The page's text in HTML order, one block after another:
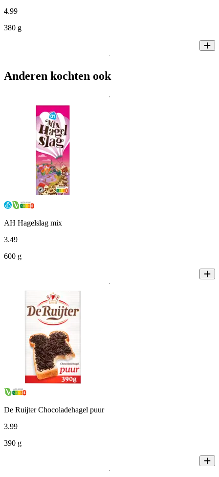
4.99
380 g
Anderen kochten ook
AH Hagelslag mix
3.49
600 g
De Ruijter Chocoladehagel puur
3.99
390 g